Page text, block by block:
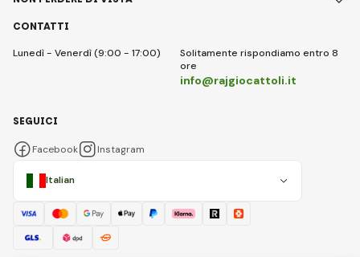
CONTATTI
Lunedì - Venerdì (9:00 - 17:00)
Solitamente rispondiamo entro 8
ore
info@rajgiocattoli.it
Italian
SEGUICI
Facebook Instagram